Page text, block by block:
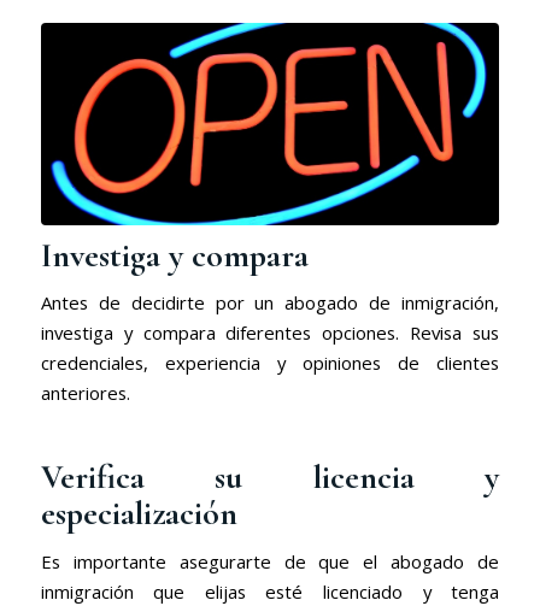
Investiga y compara
Antes de decidirte por un abogado de inmigración,
investiga y compara diferentes opciones. Revisa sus
credenciales, experiencia y opiniones de clientes
anteriores.
Verifica su licencia y
especialización
Es importante asegurarte de que el abogado de
inmigración que elijas esté licenciado y tenga